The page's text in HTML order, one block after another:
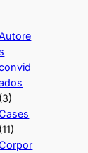
s
(3)
(11)